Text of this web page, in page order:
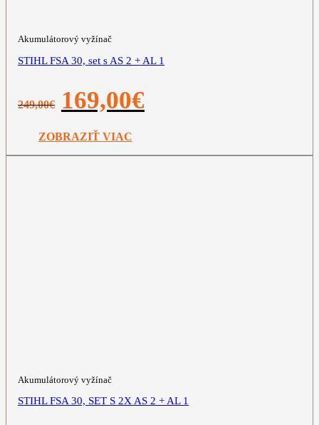
Akumulátorový vyžínač
STIHL FSA 30, set s AS 2 + AL 1
249,00€
Pôvodná
cena
249,00€.
169,00€
ZOBRAZIŤ VIAC
Akumulátorový vyžínač
STIHL FSA 30, SET S 2X AS 2 + AL 1